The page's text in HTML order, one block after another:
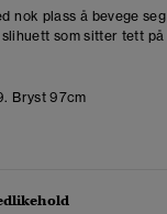
nok plass å bevege
som sitter tett
Bryst 97cm